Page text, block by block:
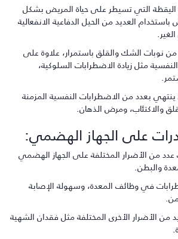
التي تسيطر على حياة المريض بشكل
العديد من الحيل الدفاعية الانفعالية
نوبات الشك والقلق باستمرار، علاوة على
مثل زيادة الاضطرابات السلوكية،
بعدد من الاضطرابات النفسية المزمنة
ومرض الذهان.
من الأضرار المختلفة على الجهاز الهضمي
والبطن.
في وظائف المعدة، وسهولة الإصابة
الأضرار الأخرى المختلفة مثل فقدان الشهية